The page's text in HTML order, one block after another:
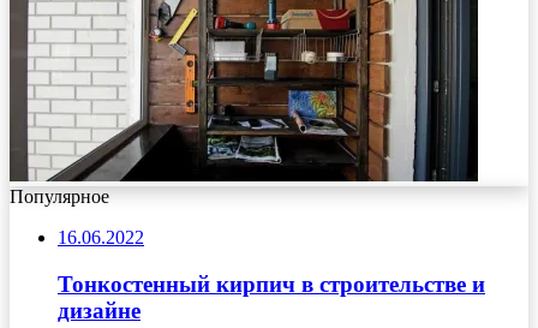
Популярное
16.06.2022
Тонкостенный кирпич в строительстве и
дизайне